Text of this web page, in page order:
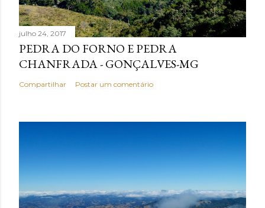
julho 24, 2017
PEDRA DO FORNO E PEDRA
CHANFRADA - GONÇALVES-MG
Compartilhar Postar um comentário